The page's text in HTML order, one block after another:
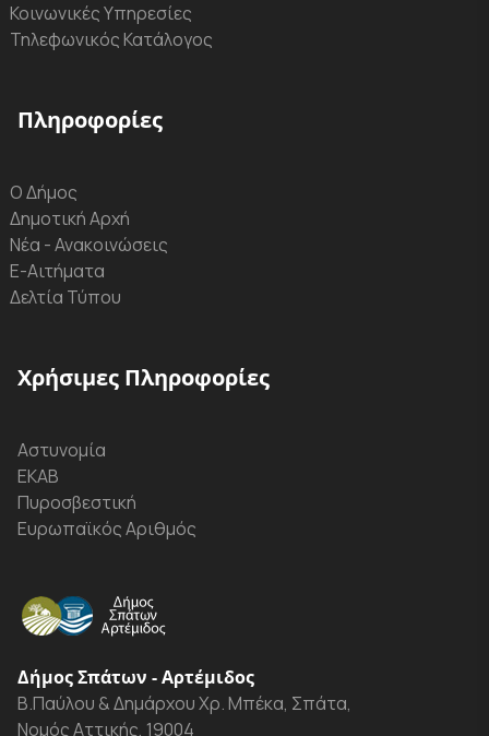
Κοινωνικές Υπηρεσίες
Τηλεφωνικός Κατάλογος
Πληροφορίες
Ο Δήμος
Δημοτική Αρχή
Νέα - Ανακοινώσεις
Ε-Αιτήματα
Δελτία Τύπου
Χρήσιμες Πληροφορίες
Αστυνομία
ΕΚΑΒ
Πυροσβεστική
Ευρωπαϊκός Αριθμός
Δήμος Σπάτων - Αρτέμιδος
Β.Παύλου & Δημάρχου Χρ. Μπέκα, Σπάτα,
Νομός Αττικής, 19004